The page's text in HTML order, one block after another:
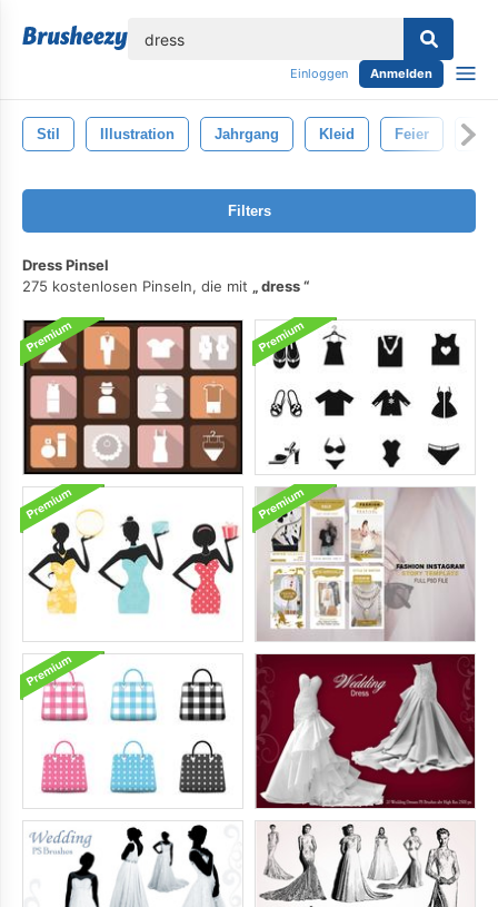
Einloggen Anmelden
Stil Illustration Jahrgang Kleid Feier
Filters
Dress Pinsel
275 kostenlosen Pinseln, die mit
dress